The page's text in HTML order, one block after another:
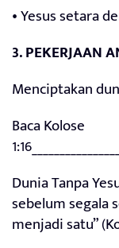
• Yesus setara
3. PEKERJAAN
Menciptakan
Baca Kolose
Dunia Tanpa
sebelum segala
menjadi satu”